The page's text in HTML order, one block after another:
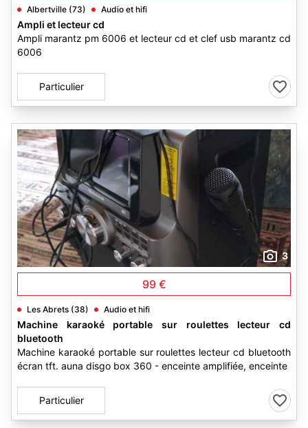
Albertville (73) Audio et hifi
Ampli et lecteur cd
Ampli marantz pm 6006 et lecteur cd et clef usb marantz cd
6006
Particulier
3
99 €
Les Abrets (38) Audio et hifi
Machine karaoké portable sur roulettes lecteur cd
bluetooth
Machine karaoké portable sur roulettes lecteur cd bluetooth
écran tft. auna disgo box 360 - enceinte amplifiée, enceinte
Particulier